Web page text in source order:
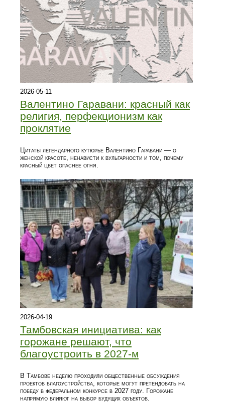
2026-05-11
Валентино Гаравани: красный как
религия, перфекционизм как
проклятие
Цитаты легендарного кутюрье Валентино Гаравани — о
женской красоте, ненависти к вульгарности и том, почему
красный цвет опаснее огня.
2026-04-19
Тамбовская инициатива: как
горожане решают, что
благоустроить в 2027-м
В Тамбове неделю проходили общественные обсуждения
проектов благоустройства, которые могут претендовать на
победу в федеральном конкурсе в 2027 году. Горожане
напрямую влияют на выбор будущих объектов.